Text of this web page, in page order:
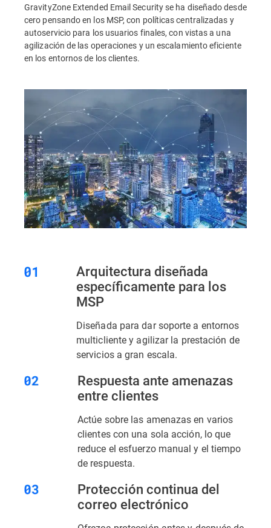
GravityZone Extended Email Security se ha diseñado desde
cero pensando en los MSP, con políticas centralizadas y
autoservicio para los usuarios finales, con vistas a una
agilización de las operaciones y un escalamiento eficiente
en los entornos de los clientes.
Arquitectura diseñada
específicamente para los
MSP
Diseñada para dar soporte a entornos
multicliente y agilizar la prestación de
servicios a gran escala.
Respuesta ante amenazas
entre clientes
Actúe sobre las amenazas en varios
clientes con una sola acción, lo que
reduce el esfuerzo manual y el tiempo
de respuesta.
Protección continua del
correo electrónico